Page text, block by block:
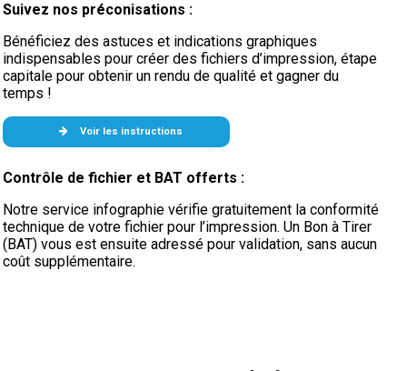
Suivez nos préconisations :
Bénéficiez des astuces et indications graphiques
indispensables pour créer des fichiers d’impression, étape
capitale pour obtenir un rendu de qualité et gagner du
temps !
Voir les instructions
Contrôle de fichier et BAT offerts :
Notre service infographie vérifie gratuitement la conformité
technique de votre fichier pour l’impression. Un Bon à Tirer
(BAT) vous est ensuite adressé pour validation, sans aucun
coût supplémentaire.